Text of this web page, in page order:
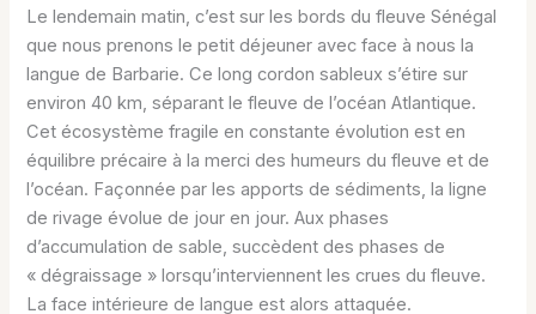
Le lendemain matin, c’est sur les bords du fleuve Sénégal
que nous prenons le petit déjeuner avec face à nous la
langue de Barbarie. Ce long cordon sableux s’étire sur
environ 40 km, séparant le fleuve de l’océan Atlantique.
Cet écosystème fragile en constante évolution est en
équilibre précaire à la merci des humeurs du fleuve et de
l’océan. Façonnée par les apports de sédiments, la ligne
de rivage évolue de jour en jour. Aux phases
d’accumulation de sable, succèdent des phases de
« dégraissage » lorsqu’interviennent les crues du fleuve.
La face intérieure de langue est alors attaquée.